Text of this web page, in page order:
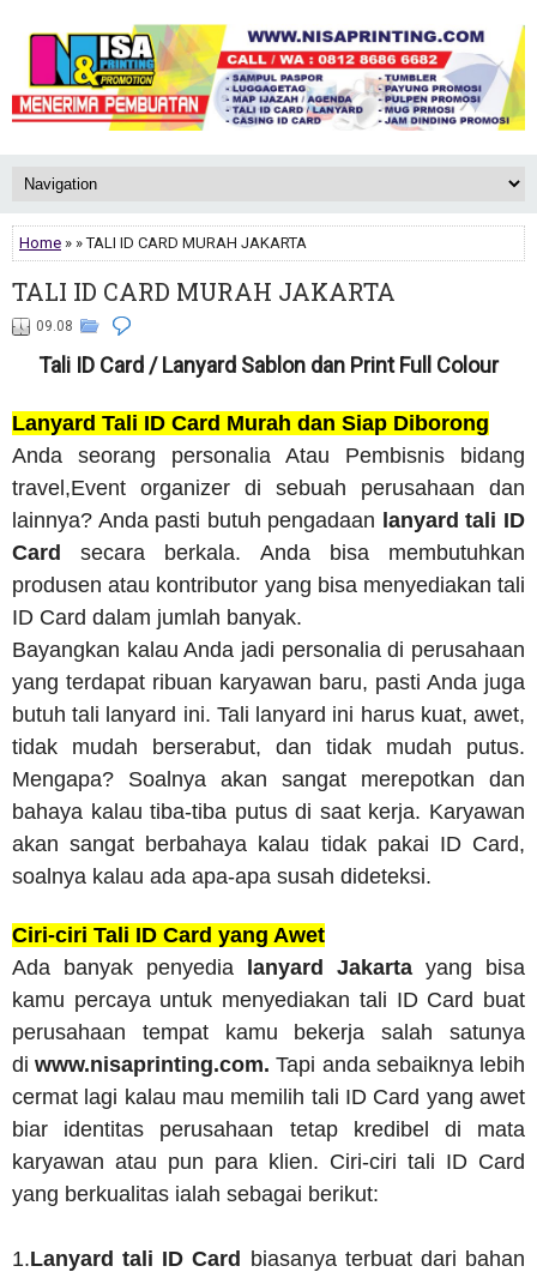
Home » » TALI ID CARD MURAH JAKARTA
TALI ID CARD MURAH JAKARTA
09.08
Tali ID Card / Lanyard Sablon dan Print Full Colour
Lanyard Tali ID Card Murah dan Siap Diborong
Anda seorang personalia Atau Pembisnis bidang
travel,Event organizer di sebuah perusahaan dan
lainnya? Anda pasti butuh pengadaan lanyard tali ID
Cardsecara berkala. Anda bisa membutuhkan
produsen atau kontributor yang bisa menyediakan tali
ID Card dalam jumlah banyak.
Bayangkan kalau Anda jadi personalia di perusahaan
yang terdapat ribuan karyawan baru, pasti Anda juga
butuh tali lanyard ini. Tali lanyard ini harus kuat, awet,
tidak mudah berserabut, dan tidak mudah putus.
Mengapa? Soalnya akan sangat merepotkan dan
bahaya kalau tiba-tiba putus di saat kerja. Karyawan
akan sangat berbahaya kalau tidak pakai ID Card,
soalnya kalau ada apa-apa susah dideteksi.
Ciri-ciri Tali ID Card yang Awet
Ada banyak penyedia
lanyard Jakarta yang bisa
kamu percaya untuk menyediakan tali ID Card buat
perusahaan tempat kamu bekerja salah satunya
di www.nisaprinting.com. Tapi anda sebaiknya lebih
cermat lagi kalau mau memilih tali ID Card yang awet
biar identitas perusahaan tetap kredibel di mata
karyawan atau pun para klien. Ciri-ciri tali ID Card
yang berkualitas ialah sebagai berikut:
1.Lanyard tali ID Card
biasanya terbuat dari bahan